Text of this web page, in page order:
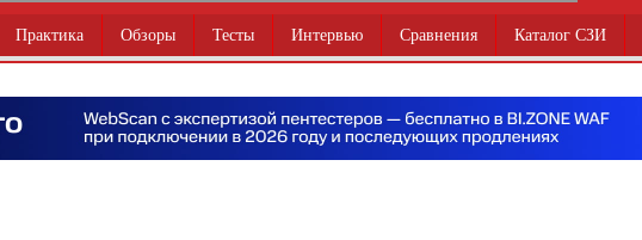
Практика Обзоры Тесты Интервью Сравнения Каталог СЗИ